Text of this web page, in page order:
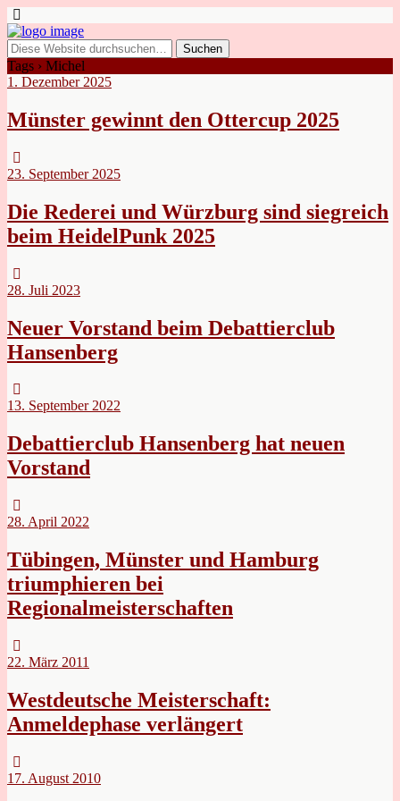
Tags › Michel
1. Dezember 2025
Münster gewinnt den Ottercup 2025
23. September 2025
Die Rederei und Würzburg sind siegreich
beim HeidelPunk 2025
28. Juli 2023
Neuer Vorstand beim Debattierclub
Hansenberg
13. September 2022
Debattierclub Hansenberg hat neuen
Vorstand
28. April 2022
Tübingen, Münster und Hamburg
triumphieren bei
Regionalmeisterschaften
22. März 2011
Westdeutsche Meisterschaft:
Anmeldephase verlängert
17. August 2010